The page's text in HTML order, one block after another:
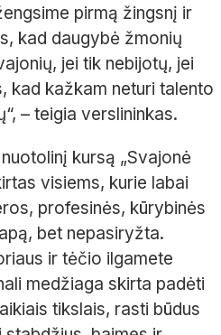
pirmą žingsnį ir
kad daugybė žmonių
jei tik nebijotų, jei
kad kažkam neturi talento
– teigia verslininkas.
kursą „Svajonė
visiems, kurie labai
profesinės, kūrybinės
bet nepasiryžta.
ir tėčio ilgamete
medžiaga skirta padėti
tikslais, rasti būdus